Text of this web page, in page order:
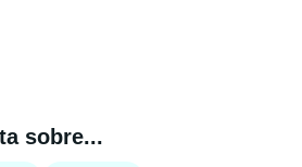
sobre...